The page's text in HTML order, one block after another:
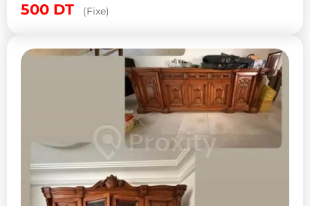
500 DT (Fixe)